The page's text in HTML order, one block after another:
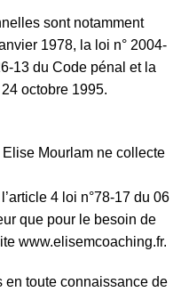
sont notamment
1978, la loi n° 2004-
13 du Code pénal et la
octobre 1995.
Mourlam ne collecte
4 loi n°78-17 du 06
que pour le besoin de
www.elisemcoaching.fr.
en toute connaissance de